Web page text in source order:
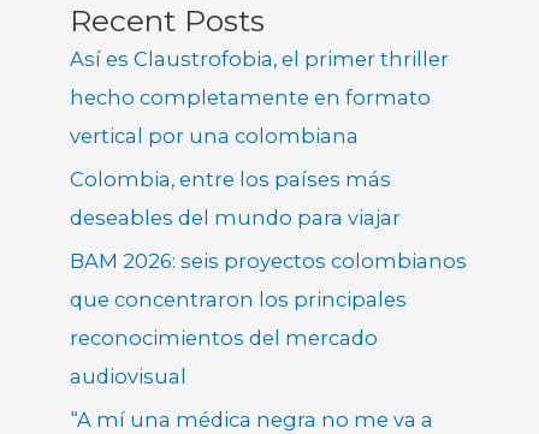
Recent Posts
Así es Claustrofobia, el primer thriller
hecho completamente en formato
vertical por una colombiana
Colombia, entre los países más
deseables del mundo para viajar
BAM 2026: seis proyectos colombianos
que concentraron los principales
reconocimientos del mercado
audiovisual
“A mí una médica negra no me va a